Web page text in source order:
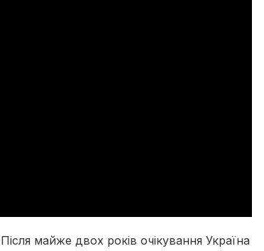
Після майже двох років очікування Україна